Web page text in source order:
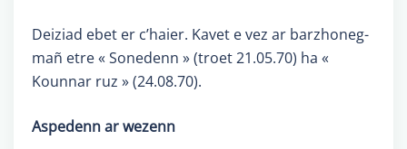
Deiziad ebet er c’haier. Kavet e vez ar barzhoneg-
mañ etre « Sonedenn » (troet 21.05.70) ha «
Kounnar ruz » (24.08.70).
Aspedenn ar wezenn